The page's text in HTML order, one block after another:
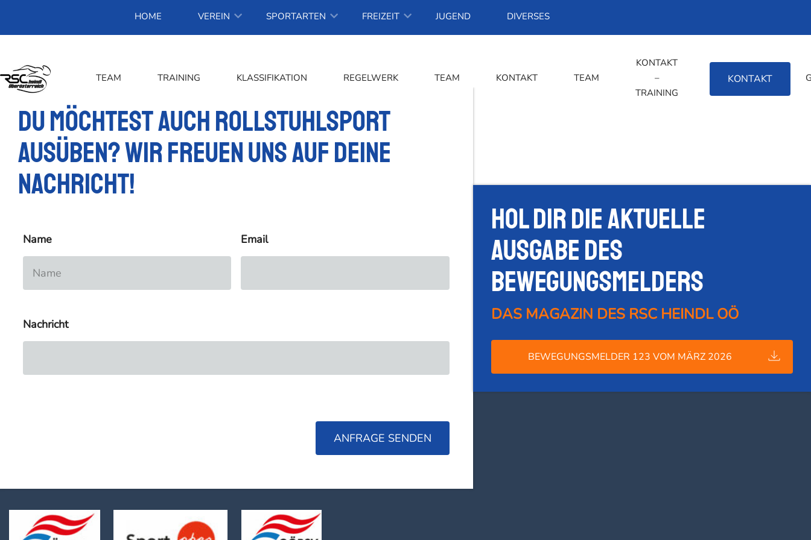
HOME VEREIN SPORTARTEN FREIZEIT JUGEND DIVERSES
TEAM TRAINING KLASSIFIKATION REGELWERK TEAM KONTAKT TEAM
KONTAKT
–
TRAINING
REGELWERK
KONTAKT
Du möchtest auch Rollstuhlsport
ausüben? Wir freuen uns auf deine
Nachricht!
Name Email
Nachricht
Hol dir die Aktuelle
Ausgabe des
Bewegungsmelders
DAS MAGAZIN DES RSC HEINDL OÖ
BEWEGUNGSMELDER 123 VOM MÄRZ 2026